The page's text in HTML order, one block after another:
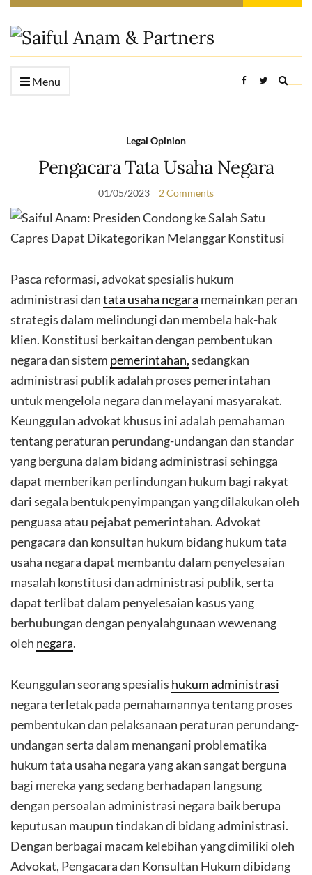
Menu
form
Legal Opinion
Pengacara Tata Usaha Negara
01/05/2023 2 Comments
Pasca reformasi, advokat spesialis hukum
administrasi dantata usaha negara memainkan peran
strategis dalam melindungi dan membela hak-hak
klien. Konstitusi berkaitan dengan pembentukan
negara dan sistem pemerintahan,sedangkan
administrasi publik adalah proses pemerintahan
untuk mengelola negara dan melayani masyarakat.
Keunggulan advokat khusus ini adalah pemahaman
tentang peraturan perundang-undangan dan standar
yang berguna dalam bidang administrasi sehingga
dapat memberikan perlindungan hukum bagi rakyat
dari segala bentuk penyimpangan yang dilakukan oleh
penguasa atau pejabat pemerintahan. Advokat
pengacara dan konsultan hukum bidang hukum tata
usaha negara dapat membantu dalam penyelesaian
masalah konstitusi dan administrasi publik, serta
dapat terlibat dalam penyelesaian kasus yang
berhubungan dengan penyalahgunaan wewenang
oleh negara.
Keunggulan seorang spesialis hukum administrasi
negara terletak pada pemahamannya tentang proses
pembentukan dan pelaksanaan peraturan perundang-
undangan serta dalam menangani problematika
hukum tata usaha negara yang akan sangat berguna
bagi mereka yang sedang berhadapan langsung
dengan persoalan administrasi negara baik berupa
keputusan maupun tindakan di bidang administrasi.
Dengan berbagai macam kelebihan yang dimiliki oleh
Advokat, Pengacara dan Konsultan Hukum dibidang